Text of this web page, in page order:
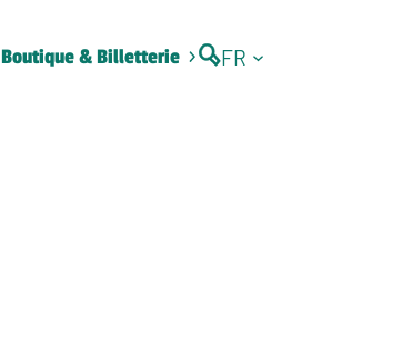
Boutique & Billetterie FR